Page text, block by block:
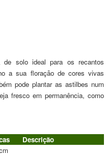
solo ideal para os recantos
a sua floração de cores vivas
pode plantar as astilbes num
fresco em permanência, como
Descrição